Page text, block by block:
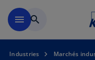
menu search
Industries Marchés